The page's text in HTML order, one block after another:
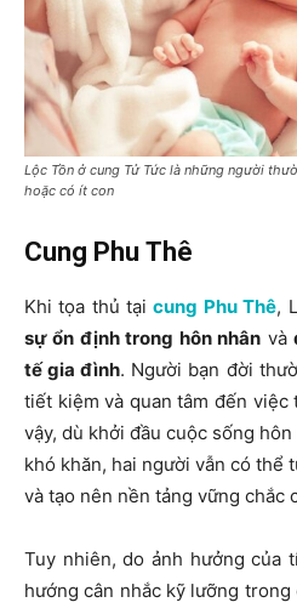
Lộc Tồn ở cung Tử Tức là những người
hoặc có ít con
Cung Phu Thê
Khi tọa thủ tại cung Phu Thê,
sự ổn định trong hôn nhân và
tế gia đình. Người bạn đời
tiết kiệm và quan tâm đến
vậy, dù khởi đầu cuộc sống
khó khăn, hai người vẫn có thể
và tạo nên nền tảng vững chắc
Tuy nhiên, do ảnh hưởng của
hướng cân nhắc kỹ lưỡng